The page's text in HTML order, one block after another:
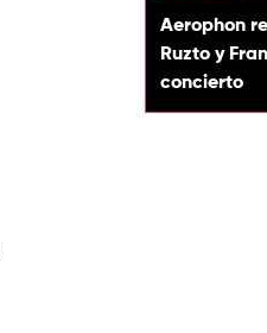
Aerophon
Ruzto y
concierto